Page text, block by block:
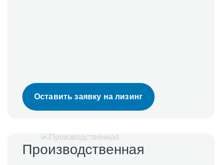
Оставить заявку на лизинг
Производственная